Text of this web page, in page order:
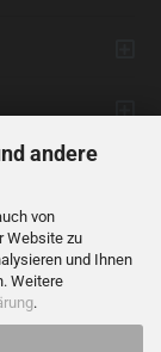
andere
von
Website zu
und Ihnen
Weitere
.